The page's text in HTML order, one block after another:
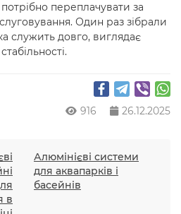
переплачувати за
Один раз зібрали
служить довго, виглядає
916 26.12.2025
в
Алюмінієві системи
для аквапарків і
басейнів